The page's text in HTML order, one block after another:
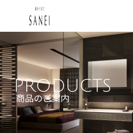
PRODUCTS
商品のご案内